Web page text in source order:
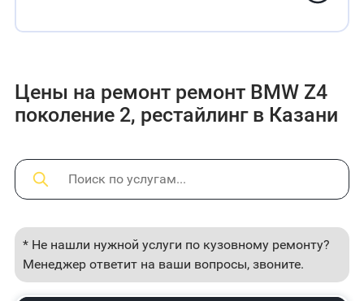
Цены на ремонт ремонт BMW Z4
поколение 2, рестайлинг в Казани
* Не нашли нужной услуги по кузовному ремонту?
Менеджер ответит на ваши вопросы, звоните.